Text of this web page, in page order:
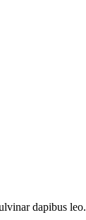
dapibus leo.